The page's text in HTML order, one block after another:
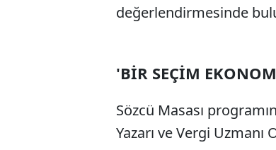
değerlendirmesinde
'BİR SEÇİM
Sözcü Masası
Yazarı ve Vergi